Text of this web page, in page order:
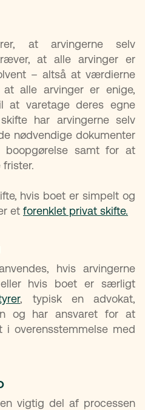
at arvingerne selv
at alle arvinger er
– altså at værdierne
alle arvinger er enige,
at varetage deres egne
har arvingerne selv
nødvendige dokumenter
samt for at
hvis boet er simpelt og
et forenklet privat skifte.
hvis arvingerne
hvis boet er særligt
, typisk en advokat,
og har ansvaret for at
overensstemmelse med
vigtig del af processen